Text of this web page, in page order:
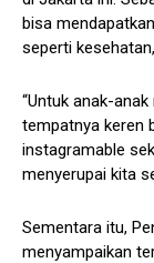
bisa
seperti
“Untuk anak-
tempatnya keren
instagramable
menyerupai kita
Sementara itu,
menyampaikan